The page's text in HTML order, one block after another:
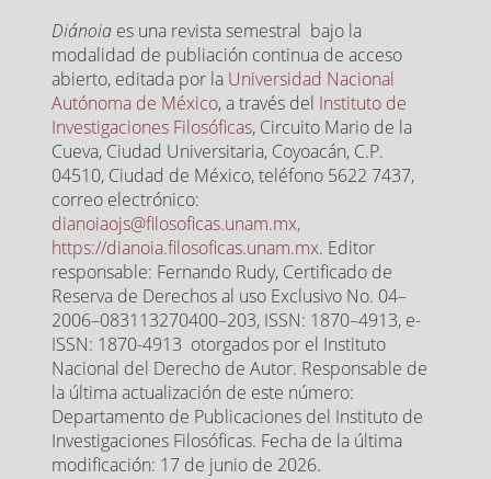
Diánoia es una revista semestral bajo la
modalidad de publiación continua de acceso
abierto, editada por la Universidad Nacional
Autónoma de México, a través del Instituto de
Investigaciones Filosóficas, Circuito Mario de la
Cueva, Ciudad Universitaria, Coyoacán, C.P.
04510, Ciudad de México, teléfono 5622 7437,
correo electrónico:
dianoiaojs@filosoficas.unam.mx,
https://dianoia.filosoficas.unam.mx. Editor
responsable: Fernando Rudy, Certificado de
Reserva de Derechos al uso Exclusivo No. 04–
2006–083113270400–203, ISSN: 1870–4913, e-
ISSN: 1870-4913 otorgados por el Instituto
Nacional del Derecho de Autor. Responsable de
la última actualización de este número:
Departamento de Publicaciones del Instituto de
Investigaciones Filosóficas. Fecha de la última
modificación: 17 de junio de 2026.